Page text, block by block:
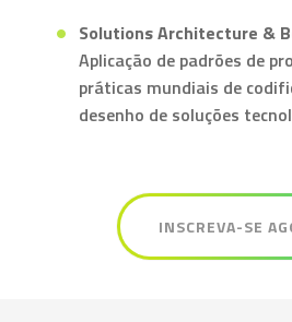
Solutions Architecture &
Aplicação de padrões de
práticas mundiais de
desenho de soluções
INSCREVA-SE